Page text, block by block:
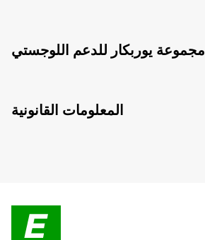
مجموعة يوربكار للدعم اللوجستي
المعلومات القانونية